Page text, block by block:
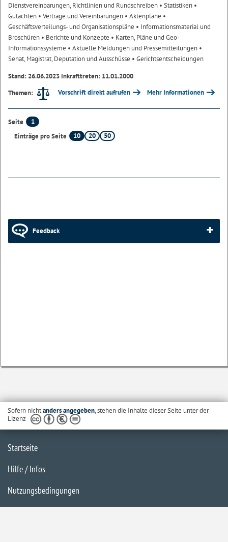
Dienstvereinbarungen, Richtlinien und Rundschreiben • Statistiken •
Gutachten • Verträge und Vereinbarungen • Aktenpläne •
Geschäftsverteilungs- und Organisationspläne • Informationsmaterial und
Broschüren • Berichte und Konzepte • Karten, Pläne und Geo-
Informationssysteme • Aktuelle Meldungen und Pressemitteilungen •
Senat, Magistrat, Deputation und Ausschüsse • Gerichtsentscheidungen
Stand: 26.06.2023 Inkrafttreten: 11.01.2000
Themen:
Vorschrift direkt aufrufen Mehr Informationen
Seite
1
Einträge pro Seite
10 20 50
Feedback
Sofern nichtanders angegeben, stehen die Inhalte dieser Seite unter der
Lizenz
Startseite
Hilfe / Infos
Nutzungsbedingungen